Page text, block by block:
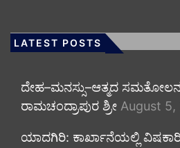
LATEST POSTS
ದೇಹ–ಮನಸ್ಸು–ಆತ್ಮದ
ರಾಮಚಂದ್ರಾಪುರ ಶ್ರೀ August 5,
ಯಾದಗಿರಿ: ಕಾರ್ಖಾನೆಯಲ್ಲಿ